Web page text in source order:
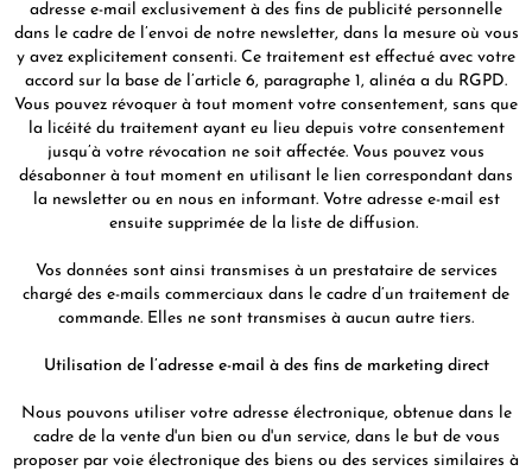
adresse e-mail exclusivement à des fins de publicité personnelle
dans le cadre de l’envoi de notre newsletter, dans la mesure où vous
y avez explicitement consenti. Ce traitement est effectué avec votre
accord sur la base de l’article 6, paragraphe 1, alinéa a du RGPD.
Vous pouvez révoquer à tout moment votre consentement, sans que
la licéité du traitement ayant eu lieu depuis votre consentement
jusqu’à votre révocation ne soit affectée. Vous pouvez vous
désabonner à tout moment en utilisant le lien correspondant dans
la newsletter ou en nous en informant. Votre adresse e-mail est
ensuite supprimée de la liste de diffusion.
Vos données sont ainsi transmises à un prestataire de services
chargé des e-mails commerciaux dans le cadre d’un traitement de
commande. Elles ne sont transmises à aucun autre tiers.
Utilisation de l’adresse e-mail à des fins de marketing direct
Nous pouvons utiliser votre adresse électronique, obtenue dans le
cadre de la vente d'un bien ou d'un service, dans le but de vous
proposer par voie électronique des biens ou des services similaires à